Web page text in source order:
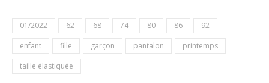
01/2022 62 68 74 80 86
92
enfant
fille garçon pantalon
printemps
taille élastiquée